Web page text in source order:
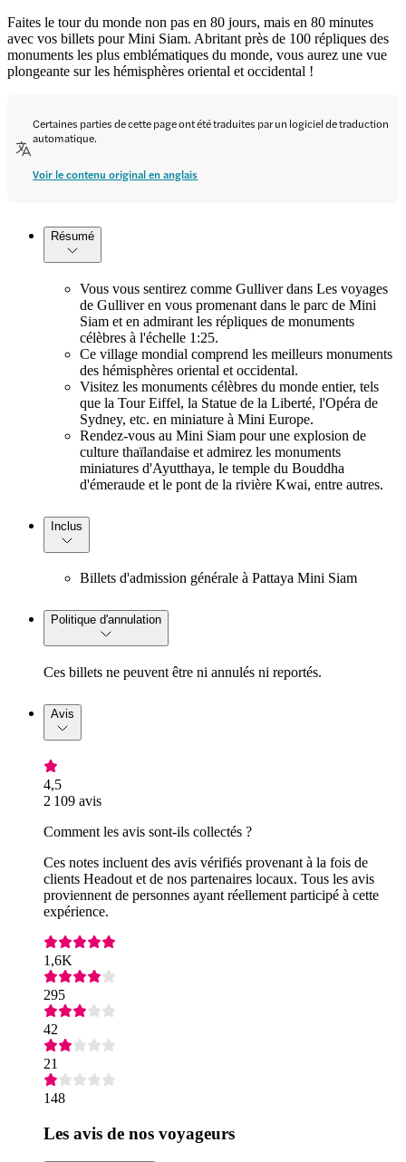
Faites le tour du monde non pas en 80 jours, mais en 80 minutes
avec vos billets pour Mini Siam. Abritant près de 100 répliques des
monuments les plus emblématiques du monde, vous aurez une vue
plongeante sur les hémisphères oriental et occidental !
Certaines parties de cette page ont été traduites par un logiciel de traduction
automatique.
Voir le contenu original en anglais
Résumé
Vous vous sentirez comme Gulliver dans Les voyages
de Gulliver en vous promenant dans le parc de Mini
Siam et en admirant les répliques de monuments
célèbres à l'échelle 1:25.
Ce village mondial comprend les meilleurs monuments
des hémisphères oriental et occidental.
Visitez les monuments célèbres du monde entier, tels
que la Tour Eiffel, la Statue de la Liberté, l'Opéra de
Sydney, etc. en miniature à Mini Europe.
Rendez-vous au Mini Siam pour une explosion de
culture thaïlandaise et admirez les monuments
miniatures d'Ayutthaya, le temple du Bouddha
d'émeraude et le pont de la rivière Kwai, entre autres.
Inclus
Billets d'admission générale à Pattaya Mini Siam
Politique d'annulation
Ces billets ne peuvent être ni annulés ni reportés.
Avis
4,5
2 109 avis
Comment les avis sont-ils collectés ?
Ces notes incluent des avis vérifiés provenant à la fois de
clients Headout et de nos partenaires locaux. Tous les avis
proviennent de personnes ayant réellement participé à cette
expérience.
1,6K
295
42
21
148
Les avis de nos voyageurs